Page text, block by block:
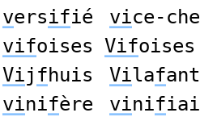
versifié vice-che
vifoises Vifoises
Vij fhuis Vilafant
vinifère vinifiai